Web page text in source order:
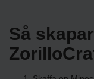
Så